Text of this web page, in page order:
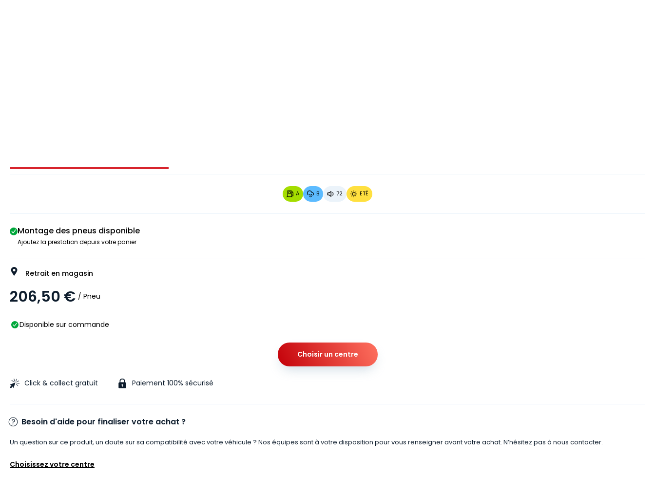
Image 1 sur 3
A B 72 ETÉ
Montage des pneus disponible
Ajoutez la prestation depuis votre panier
Retrait en magasin
206,50 € / Pneu
Disponible sur commande
Choisir un centre
Click & collect gratuit Paiement 100% sécurisé
Besoin d'aide pour finaliser votre achat ?
Un question sur ce produit, un doute sur sa compatibilité avec votre véhicule ? Nos équipes sont à votre disposition pour vous renseigner avant votre achat. N’hésitez pas à nous contacter.
Choisissez votre centre